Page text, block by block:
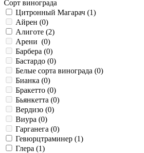
Сорт винограда
Цитронный Магарач (1)
Айрен (0)
Алиготе (2)
Арени (0)
Барбера (0)
Бастардо (0)
Белые сорта винограда (0)
Бианка (0)
Бракетто (0)
Бьянкетта (0)
Вердизо (0)
Виура (0)
Гарганега (0)
Гевюрцтраминер (1)
Глера (1)